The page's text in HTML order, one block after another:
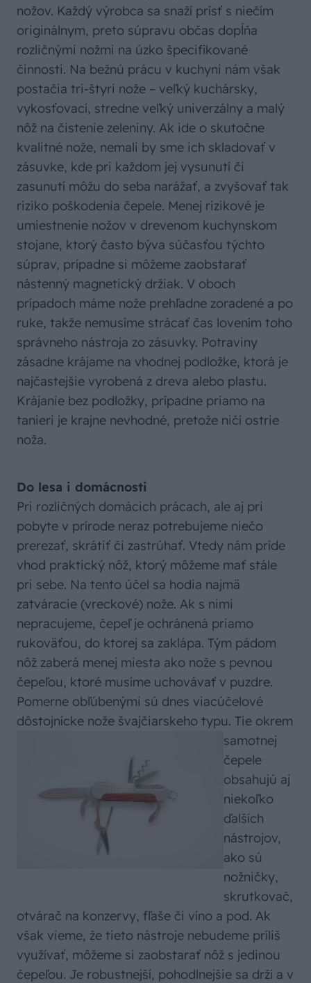
nožov. Každý výrobca sa snaží prísť s niečím
originálnym, preto súpravu občas dopĺňa
rozličnými nožmi na úzko špecifikované
činnosti. Na bežnú prácu v kuchyni nám však
postačia tri-štyri nože – veľký kuchársky,
vykosťovací, stredne veľký univerzálny a malý
nôž na čistenie zeleniny. Ak ide o skutočne
kvalitné nože, nemali by sme ich skladovať v
zásuvke, kde pri každom jej vysunutí či
zasunutí môžu do seba narážať, a zvyšovať tak
riziko poškodenia čepele. Menej rizikové je
umiestnenie nožov v drevenom kuchynskom
stojane, ktorý často býva súčasťou týchto
súprav, prípadne si môžeme zaobstarať
nástenný magnetický držiak. V oboch
prípadoch máme nože prehľadne zoradené a po
ruke, takže nemusíme strácať čas lovením toho
správneho nástroja zo zásuvky. Potraviny
zásadne krájame na vhodnej podložke, ktorá je
najčastejšie vyrobená z dreva alebo plastu.
Krájanie bez podložky, prípadne priamo na
tanieri je krajne nevhodné, pretože ničí ostrie
noža.
Do lesa i domácnosti
Pri rozličných domácich prácach, ale aj pri
pobyte v prírode neraz potrebujeme niečo
prerezať, skrátiť či zastrúhať. Vtedy nám príde
vhod praktický nôž, ktorý môžeme mať stále
pri sebe. Na tento účel sa hodia najmä
zatváracie (vreckové) nože. Ak s nimi
nepracujeme, čepeľ je ochránená priamo
rukoväťou, do ktorej sa zaklápa. Tým pádom
nôž zaberá menej miesta ako nože s pevnou
čepeľou, ktoré musíme uchovávať v puzdre.
Pomerne obľúbenými sú dnes viacúčelové
dôstojnícke nože švajčiarskeho typu. Tie okrem
samotnej
čepele
obsahujú aj
niekoľko
ďalších
nástrojov,
ako sú
nožničky,
skrutkovač,
otvárač na konzervy, fľaše či víno a pod. Ak
však vieme, že tieto nástroje nebudeme príliš
využívať, môžeme si zaobstarať nôž s jedinou
čepeľou. Je robustnejší, pohodlnejšie sa drží a v